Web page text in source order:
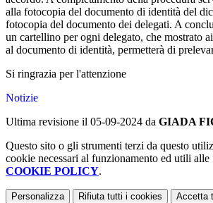
alla fotocopia del documento di identità del
fotocopia del documento dei delegati. A
un cartellino per ogni delegato, che mostrato
al documento di identità, permetterà di
Si ringrazia per l'attenzione
Notizie
Ultima revisione il 05-09-2024 da GIADA
Questo sito o gli strumenti terzi da questo
cookie necessari al funzionamento ed utili
COOKIE POLICY.
Personalizza Rifiuta tutti i cookies Accetta